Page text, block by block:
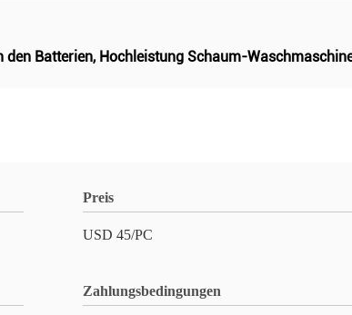
den Batterien, Hochleistung Schaum-
Preis
USD 45/PC
Zahlungsbedingungen